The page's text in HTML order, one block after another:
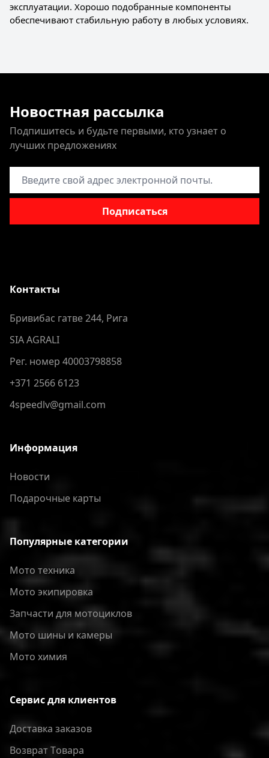
эксплуатации. Хорошо подобранные компоненты
обеспечивают стабильную работу в любых условиях.
Новостная рассылка
Подпишитесь и будьте первыми, кто узнает о
лучших предложениях
Адрес электронной почты
Подписаться
Контакты
Бривибас гатве 244, Рига
SIA AGRALI
Рег. номер 40003798858
+371 2566 6123
4speedlv@gmail.com
Информация
Новости
Подарочные карты
Популярные категории
Мото техника
Мото экипировка
Запчасти для мотоциклов
Мото шины и камеры
Мото химия
Сервис для клиентов
Доставка заказов
Bозврат Tовара